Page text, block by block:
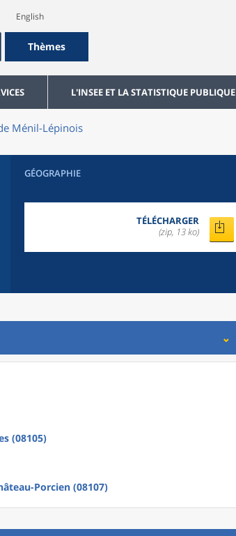
English
Thèmes
L'INSEE ET LA STATISTIQUE PUBLIQUE
Ménil-Lépinois
GÉOGRAPHIE
TÉLÉCHARGER
(zip, 13 ko)
(08105)
Porcien (08107)